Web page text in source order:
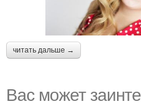
читать дальше →
Вас может